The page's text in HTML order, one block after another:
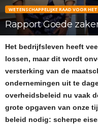
WETENSCHAPPELIJKE RAAD VOOR
Rapport Goede
Het bedrijfsleven heeft
lossen, maar dit wordt
versterking van de
ondernemingen uit te
overheidsbeleid nu vaak
grote opgaven van onze
beleid nodig: scherpe